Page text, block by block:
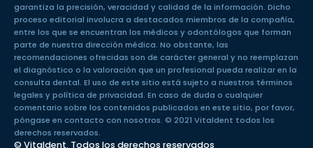
garantiza la precisión, veracidad y calidad de la información. Dicho
proceso editorial involucra a destacados miembros de la compañía,
entre los que se encuentran los médicos y odontólogos que forman
parte de nuestra dirección médica. No obstante, las
recomendaciones ofrecidas son de carácter general y no reemplazan
el diagnóstico o la valoración que un profesional pueda realizar en la
consulta dental. El uso de este sitio está sujeto a nuestros términos
legales y política de privacidad. En caso de duda o cualquier
comentario sobre los contenidos publicados en este sitio, por favor,
póngase en contacto con nosotros. © 2021 Vitaldent todos los
derechos reservados.
© Vitaldent. Todos los derechos reservados